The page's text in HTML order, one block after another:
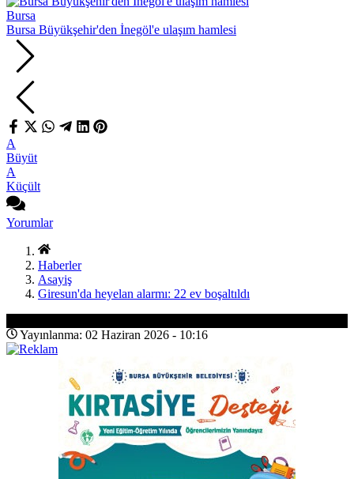
Bursa
Bursa Büyükşehir'den İnegöl'e ulaşım hamlesi
A
Büyüt
A
Küçült
Yorumlar
Haberler
Asayiş
Giresun'da heyelan alarmı: 22 ev boşaltıldı
Yayınlanma: 02 Haziran 2026 - 10:16